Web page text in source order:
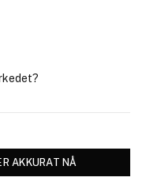
AKKURAT NÅ